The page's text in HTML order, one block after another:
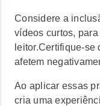
Considere a
vídeos curtos,
leitor.Certifique-se
afetem
Ao aplicar essas
cria uma